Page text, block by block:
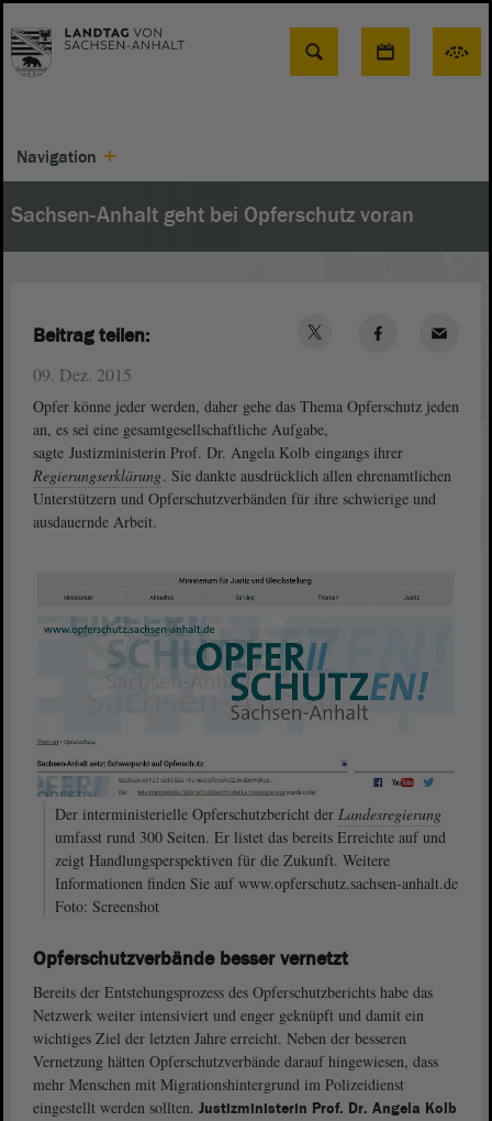
Suche
Navigation
Sachsen-Anhalt geht bei Opferschutz voran
09. Dez. 2015
Opfer könne jeder werden, daher gehe das Thema Opferschutz jeden
an, es sei eine gesamtgesellschaftliche Aufgabe,
sagte Justizministerin Prof. Dr. Angela Kolb eingangs ihrer
Regierungserklärung. Sie dankte ausdrücklich allen ehrenamtlichen
Unterstützern und Opferschutzverbänden für ihre schwierige und
ausdauernde Arbeit.
Der interministerielle Opferschutzbericht der Landesregierung
umfasst rund 300 Seiten. Er listet das bereits Erreichte auf und
zeigt Handlungsperspektiven für die Zukunft. Weitere
Informationen finden Sie auf www.opferschutz.sachsen-anhalt.de
Foto: Screenshot
Opferschutzverbände besser vernetzt
Bereits der Entstehungsprozess des Opferschutzberichts habe das
Netzwerk weiter intensiviert und enger geknüpft und damit ein
wichtiges Ziel der letzten Jahre erreicht. Neben der besseren
Vernetzung hätten Opferschutzverbände darauf hingewiesen, dass
mehr Menschen mit Migrationshintergrund im Polizeidienst
eingestellt werden sollten. Justizministerin Prof. Dr. Angela Kolb
Beitrag teilen: